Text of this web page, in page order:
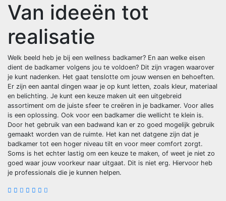
Van ideeën tot
realisatie
Welk beeld heb je bij een wellness badkamer? En aan welke eisen
dient de badkamer volgens jou te voldoen? Dit zijn vragen waarover
je kunt nadenken. Het gaat tenslotte om jouw wensen en behoeften.
Er zijn een aantal dingen waar je op kunt letten, zoals kleur, materiaal
en belichting. Je kunt een keuze maken uit een uitgebreid
assortiment om de juiste sfeer te creëren in je badkamer. Voor alles
is een oplossing. Ook voor een badkamer die wellicht te klein is.
Door het gebruik van een badwand kan er zo goed mogelijk gebruik
gemaakt worden van de ruimte. Het kan net datgene zijn dat je
badkamer tot een hoger niveau tilt en voor meer comfort zorgt.
Soms is het echter lastig om een keuze te maken, of weet je niet zo
goed waar jouw voorkeur naar uitgaat. Dit is niet erg. Hiervoor heb
je professionals die je kunnen helpen.